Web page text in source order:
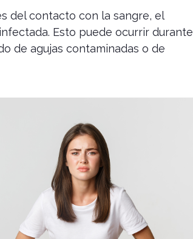
del contacto con la sangre, el
Esto puede ocurrir durante
de agujas contaminadas o de